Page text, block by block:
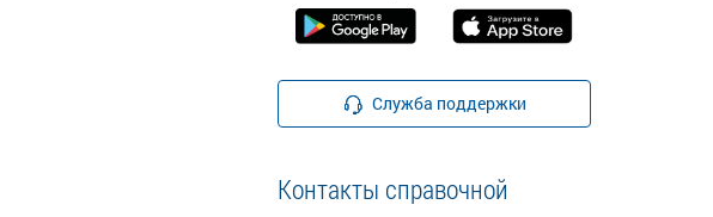
Служба поддержки
Контакты справочной